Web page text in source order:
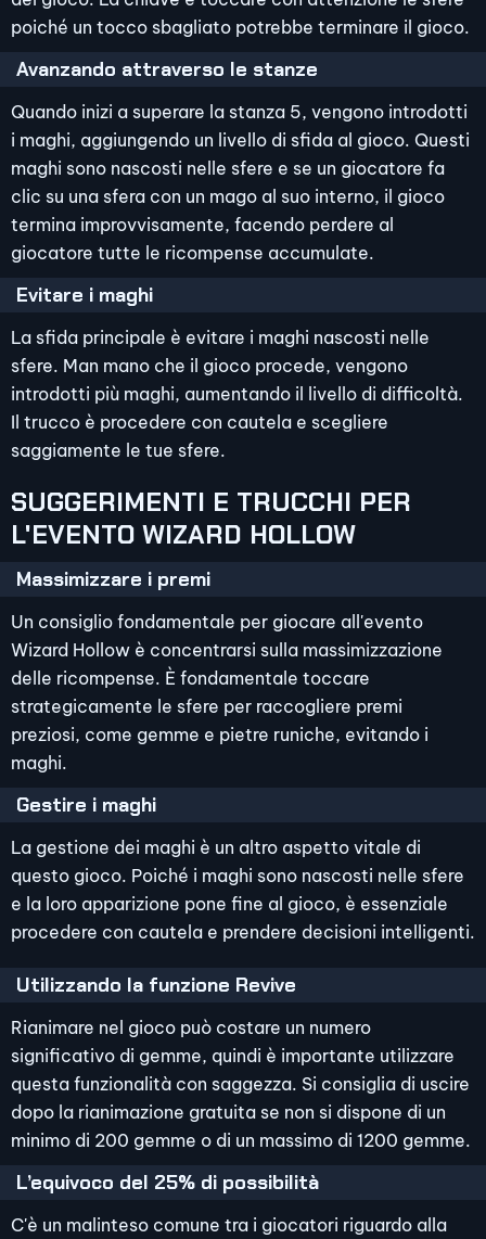
poiché un tocco sbagliato potrebbe terminare il gioco.
Avanzando attraverso le stanze
Quando inizi a superare la stanza 5, vengono introdotti
i maghi, aggiungendo un livello di sfida al gioco. Questi
maghi sono nascosti nelle sfere e se un giocatore fa
clic su una sfera con un mago al suo interno, il gioco
termina improvvisamente, facendo perdere al
giocatore tutte le ricompense accumulate.
Evitare i maghi
La sfida principale è evitare i maghi nascosti nelle
sfere. Man mano che il gioco procede, vengono
introdotti più maghi, aumentando il livello di difficoltà.
Il trucco è procedere con cautela e scegliere
saggiamente le tue sfere.
SUGGERIMENTI E TRUCCHI PER
L'EVENTO WIZARD HOLLOW
Massimizzare i premi
Un consiglio fondamentale per giocare all'evento
Wizard Hollow è concentrarsi sulla massimizzazione
delle ricompense. È fondamentale toccare
strategicamente le sfere per raccogliere premi
preziosi, come gemme e pietre runiche, evitando i
maghi.
Gestire i maghi
La gestione dei maghi è un altro aspetto vitale di
questo gioco. Poiché i maghi sono nascosti nelle sfere
e la loro apparizione pone fine al gioco, è essenziale
procedere con cautela e prendere decisioni intelligenti.
Utilizzando la funzione Revive
Rianimare nel gioco può costare un numero
significativo di gemme, quindi è importante utilizzare
questa funzionalità con saggezza. Si consiglia di uscire
dopo la rianimazione gratuita se non si dispone di un
minimo di 200 gemme o di un massimo di 1200 gemme.
L’equivoco del 25% di possibilità
C'è un malinteso comune tra i giocatori riguardo alla